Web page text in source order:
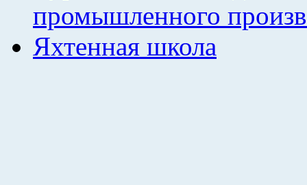
промышленного
Яхтенная школа